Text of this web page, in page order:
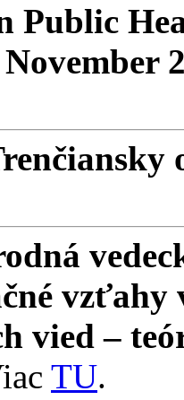
Public
vzťahy
vied –
TU.